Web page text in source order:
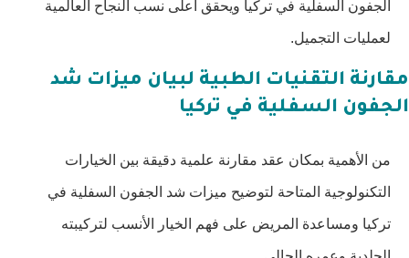
الجفون السفلية في تركيا ويحقق أعلى نسب النجاح العالمية
لعمليات التجميل.
مقارنة التقنيات الطبية لبيان ميزات شد
الجفون السفلية في تركيا
من الأهمية بمكان عقد مقارنة علمية دقيقة بين الخيارات
التكنولوجية المتاحة لتوضيح ميزات شد الجفون السفلية في
تركيا ومساعدة المريض على فهم الخيار الأنسب لتركيبته